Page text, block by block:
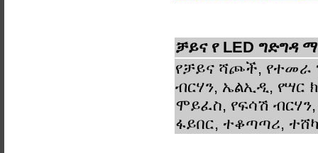
ቻይና የ LED ግድግዳ
የቻይና ሻጮች, የተመራ
ብርሃን, ኤልኢዲ, የሣር
ሞይፈስ, የፍሳሽ
ፋይበር, ተቆጣጣሪ,